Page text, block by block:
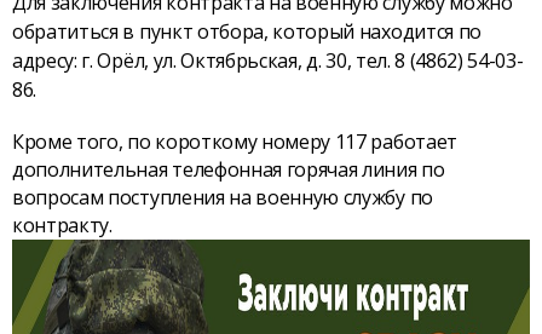
обратиться в пункт отбора, который находится по
адресу: г. Орёл, ул. Октябрьская, д. 30, тел. 8 (4862) 54-03-
86.
Кроме того, по короткому номеру 117 работает
дополнительная телефонная горячая линия по
вопросам поступления на военную службу по
контракту.